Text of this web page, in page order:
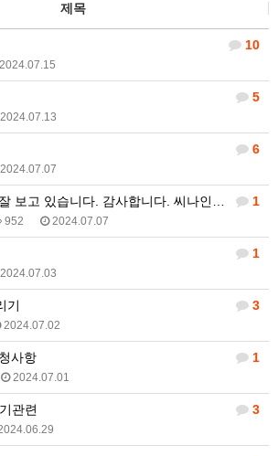
제목
10
5
6
1
보고 있습니다. 감사합니다. 씨나인…
952 2024.07.07
1
3
기
2024.07.02
1
사항
2024.07.01
3
관련